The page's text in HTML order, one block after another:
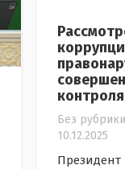
контроля
Без рубрики
10.12.2025